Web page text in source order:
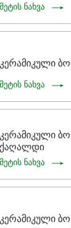
მეტის ნახვა
კერამიკული
მეტის ნახვა
კერამიკული
ქაღალდი
მეტის ნახვა
კერამიკული